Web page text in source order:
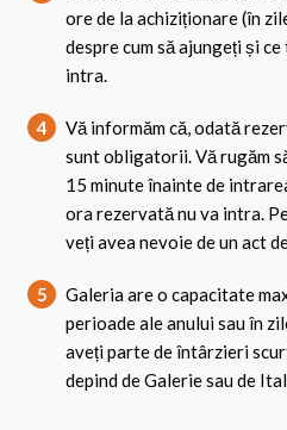
ore de la achiziționare (în
despre cum să ajungeți și
intra.
4
Vă informăm că, odată
sunt obligatorii. Vă rugăm
15 minute înainte de
ora rezervată nu va intra.
veți avea nevoie de un act
5
Galeria are o capacitate
perioade ale anului sau în
aveți parte de întârzieri
depind de Galerie sau de